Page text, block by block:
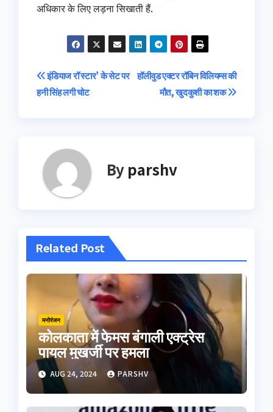
अधिकार के लिए लड़ना सिखाती हैं.
Post
navigation
हॉलीवुड एक्टर रॉबिन विलियम्स की
मौत, खुदकुशी का शक
इंडियाज रॉ स्टार’ के सेट पर
हनी सिंह लगी चोट
By parshv
Related Post
मनोरंजन
कोलकाता में फेमस बंगाली एक्ट्रेस
पायल मुखर्जी पर हमला
AUG 24, 2024 PARSHV